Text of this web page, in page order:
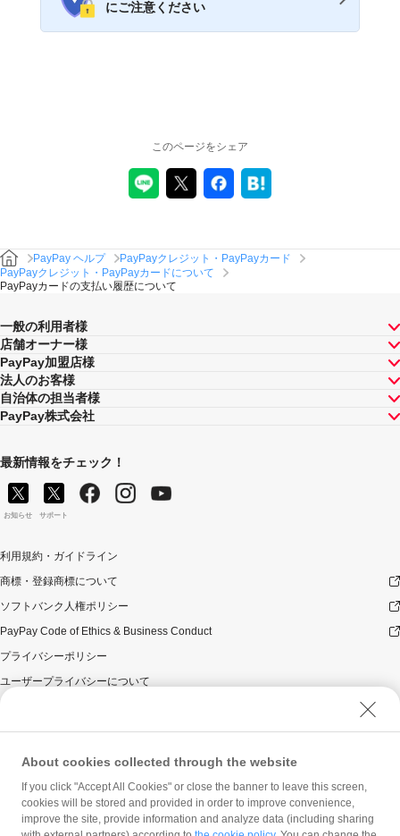
にご注意ください
このページをシェア
PayPay ヘルプ
PayPayクレジット・PayPayカード
PayPayクレジット・PayPayカードについて
PayPayカードの支払い履歴について
一般の利用者様
店舗オーナー様
PayPay加盟店様
法人のお客様
自治体の担当者様
PayPay株式会社
最新情報をチェック！
お知らせ サポート
利用規約・ガイドライン
商標・登録商標について
ソフトバンク人権ポリシー
PayPay Code of Ethics & Business Conduct
プライバシーポリシー
ユーザープライバシーについて
ウェブサイト利用規約
反社会的勢力に対する方針
勧誘方針
マネロン等基本方針
カスタマーハラスメントに関する当社の考え方
About cookies collected through the website
If you click "Accept All Cookies" or close the banner to leave this screen,
cookies will be stored and provided in order to improve convenience,
improve the site, provide information and analyze data (including sharing